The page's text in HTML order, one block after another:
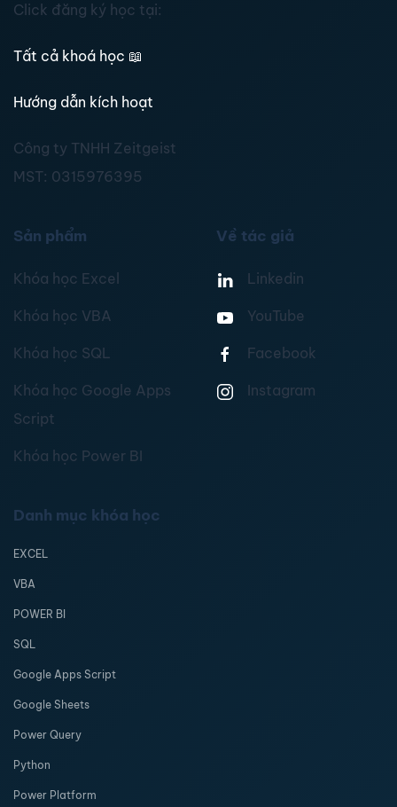
Click đăng ký học tại:
Tất cả khoá học 📖
Hướng dẫn kích hoạt
Công ty TNHH Zeitgeist
MST: 0315976395
Sản phẩm
Khóa học Excel
Khóa học VBA
Khóa học SQL
Khóa học Google Apps
Script
Khóa học Power BI
Về tác giả
Linkedin
YouTube
Facebook
Instagram
Danh mục khóa học
EXCEL
VBA
POWER BI
SQL
Google Apps Script
Google Sheets
Power Query
Python
Power Platform